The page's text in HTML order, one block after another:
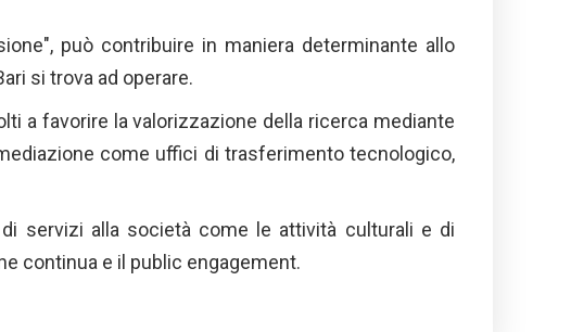
può contribuire in maniera determinante allo
si trova ad operare.
a favorire la valorizzazione della ricerca mediante
come uffici di trasferimento tecnologico,
servizi alla società come le attività culturali e di
continua e il public engagement.